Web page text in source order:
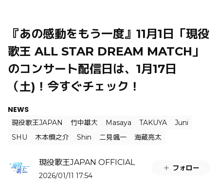
『あの感動をもう一度』11月1日「現役
歌王 ALL STAR DREAM MATCH」
のコンサート配信日は、1月17日
（土)！今すぐチェック！
NEWS
現役歌王JAPAN 竹中雄大 Masaya TAKUYA
Juni
SHU
木本慎之介 Shin 二見颯一 海蔵亮太
現役歌王JAPAN OFFICIAL
2026/01/11 17:54
フォロー